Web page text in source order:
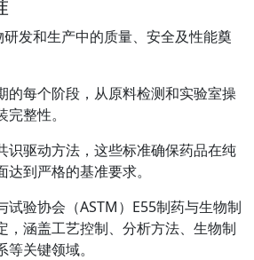
发和生产中的质量、安全及性能奠
的每个阶段，从原料检测和实验室操
整性。
识驱动方法，这些标准确保药品在纯
到严格的基准要求。
试验协会（ASTM）E55制药与生物制
，涵盖工艺控制、分析方法、生物制
关键领域。